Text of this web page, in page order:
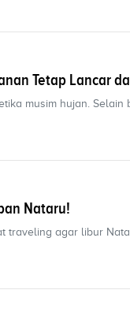
Tetap Lancar
musim hujan. Selain
Nataru!
traveling agar libur